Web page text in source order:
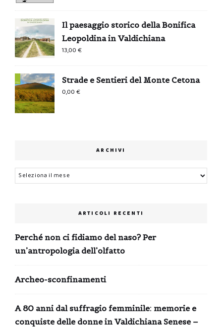
Il paesaggio storico della Bonifica
Leopoldina in Valdichiana
13,00€
Strade e Sentieri del Monte Cetona
0,00€
ARCHIVI
Archivi
ARTICOLI RECENTI
Perché non ci fidiamo del naso? Per
un’antropologia dell’olfatto
Archeo-sconfinamenti
A 80 anni dal suffragio femminile: memorie e
conquiste delle donne in Valdichiana Senese –